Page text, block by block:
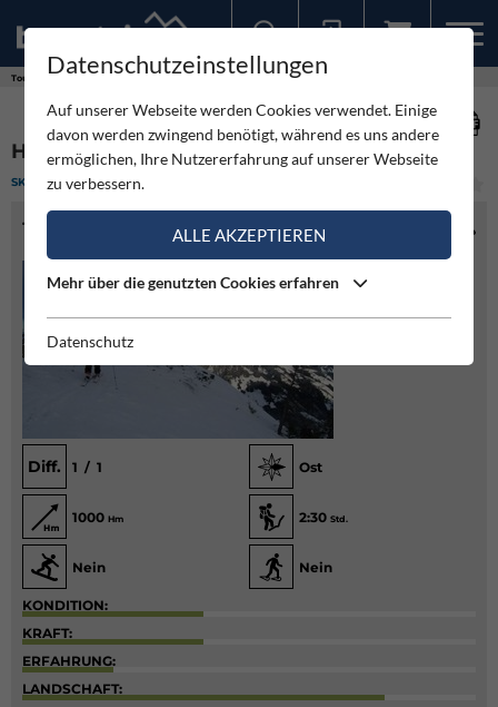
Touren
HAHNBALZKÖPFL
SKITOUR LEICHT
TOURENINFO
Diff. 1 / 1 Ost
1000 Hm 2:30 Std.
Nein Nein
KONDITION:
KRAFT:
ERFAHRUNG:
LANDSCHAFT:
Datenschutzeinstellungen
Auf unserer Webseite werden Cookies verwendet. Einige
davon werden zwingend benötigt, während es uns andere
ermöglichen, Ihre Nutzererfahrung auf unserer Webseite
zu verbessern.
ALLE AKZEPTIEREN
Mehr über die genutzten Cookies erfahren
Datenschutz